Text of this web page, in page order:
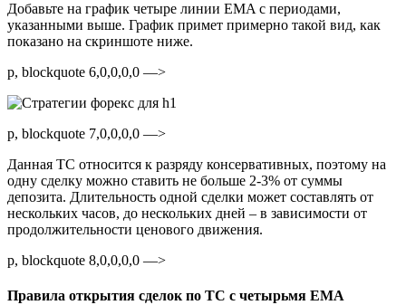
Добавьте на график четыре линии EMA с периодами,
указанными выше. График примет примерно такой вид, как
показано на скриншоте ниже.
p, blockquote 6,0,0,0,0 —>
p, blockquote 7,0,0,0,0 —>
Данная ТС относится к разряду консервативных, поэтому на
одну сделку можно ставить не больше 2-3% от суммы
депозита. Длительность одной сделки может составлять от
нескольких часов, до нескольких дней – в зависимости от
продолжительности ценового движения.
p, blockquote 8,0,0,0,0 —>
Правила открытия сделок по ТС с четырьмя EMA